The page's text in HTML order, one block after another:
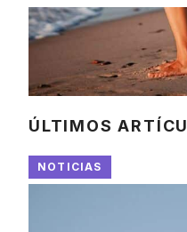
ÚLTIMOS
NOTICIAS